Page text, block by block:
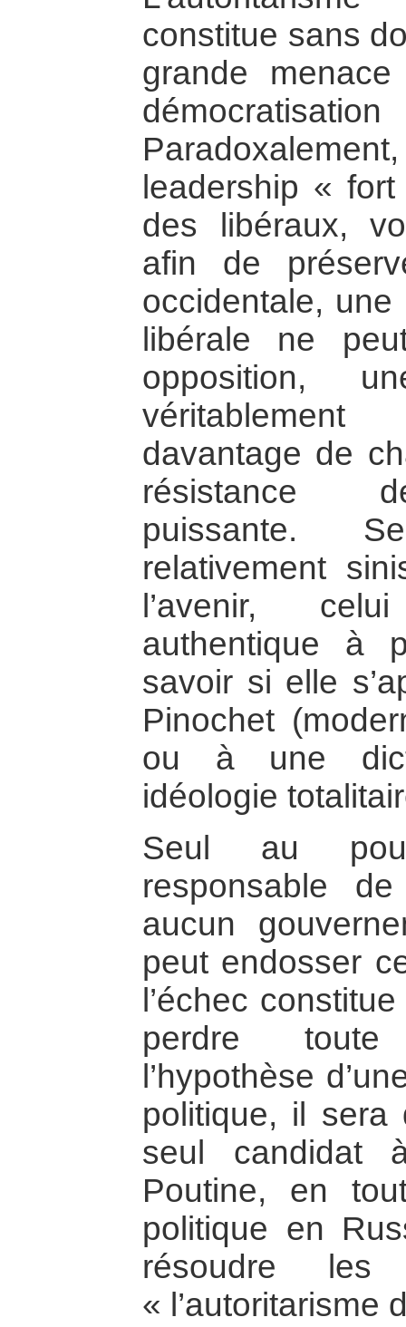
constitue sans
grande
leadership «
des libéraux,
afin de
occidentale,
libérale ne
opposition,
davantage de
résistance
puissante.
relativement
l’avenir,
authentique à
savoir si elle
Pinochet
ou à une
idéologie
Seul au
responsable
aucun
peut endosser
l’échec
perdre
l’hypothèse
politique, il sera
seul candidat
Poutine, en
politique en
résoudre
« l’autoritarisme